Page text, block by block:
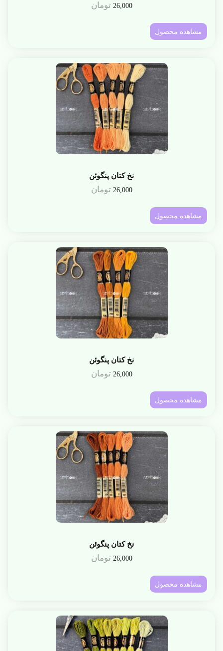
26,000 تومان
مشاهده محصول
نخ کتان پنگوئن
26,000 تومان
مشاهده محصول
نخ کتان پنگوئن
26,000 تومان
مشاهده محصول
نخ کتان پنگوئن
26,000 تومان
مشاهده محصول